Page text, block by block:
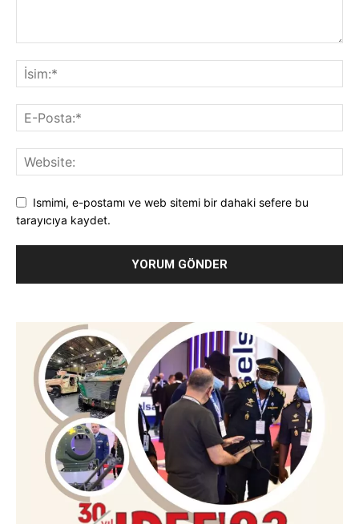
Ismimi, e-postamı ve web sitemi bir dahaki sefere bu
tarayıcıya kaydet.